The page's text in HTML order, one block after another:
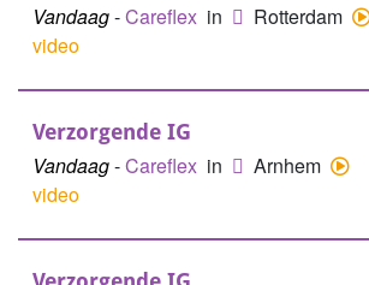
Vandaag-Careflex in
Rotterdam
video
Verzorgende IG
Vandaag-Careflex in
Arnhem
video